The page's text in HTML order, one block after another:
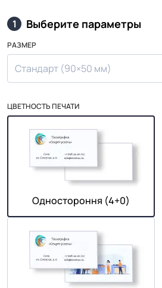
1 Выберите параметры
РАЗМЕР
Стандарт (90×50 мм)
ЦВЕТНОСТЬ ПЕЧАТИ
Одностороння (4+0)